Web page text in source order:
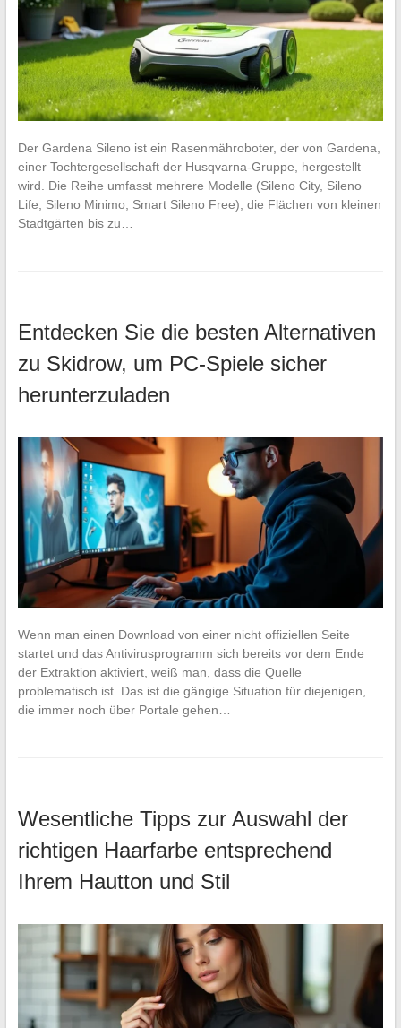
Der Gardena Sileno ist ein Rasenmähroboter, der von Gardena,
einer Tochtergesellschaft der Husqvarna-Gruppe, hergestellt
wird. Die Reihe umfasst mehrere Modelle (Sileno City, Sileno
Life, Sileno Minimo, Smart Sileno Free), die Flächen von kleinen
Stadtgärten bis zu…
Entdecken Sie die besten Alternativen
zu Skidrow, um PC-Spiele sicher
herunterzuladen
Wenn man einen Download von einer nicht offiziellen Seite
startet und das Antivirusprogramm sich bereits vor dem Ende
der Extraktion aktiviert, weiß man, dass die Quelle
problematisch ist. Das ist die gängige Situation für diejenigen,
die immer noch über Portale gehen…
Wesentliche Tipps zur Auswahl der
richtigen Haarfarbe entsprechend
Ihrem Hautton und Stil